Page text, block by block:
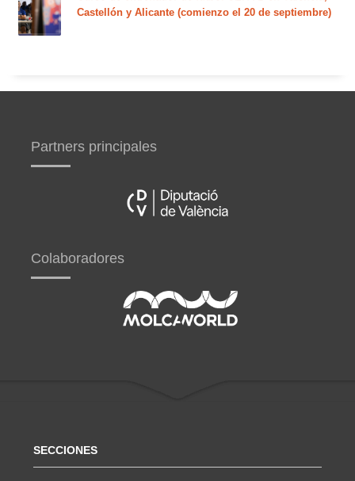
Castellón y Alicante (comienzo el 20 de septiembre)
Partners principales
Colaboradores
SECCIONES